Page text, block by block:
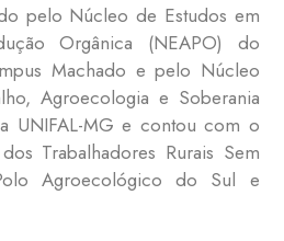
pelo Núcleo de Estudos em
Orgânica (NEAPO) do
Machado e pelo Núcleo
Agroecologia e Soberania
UNIFAL-MG e contou com o
Trabalhadores Rurais Sem
Agroecológico do Sul e